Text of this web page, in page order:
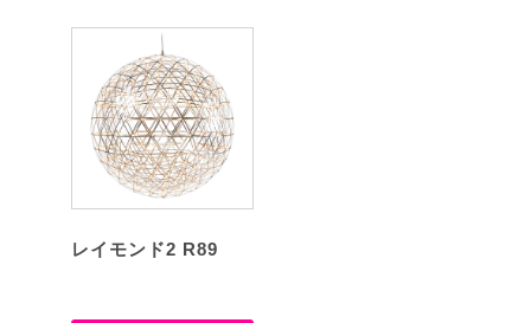
レイモンド2 R89